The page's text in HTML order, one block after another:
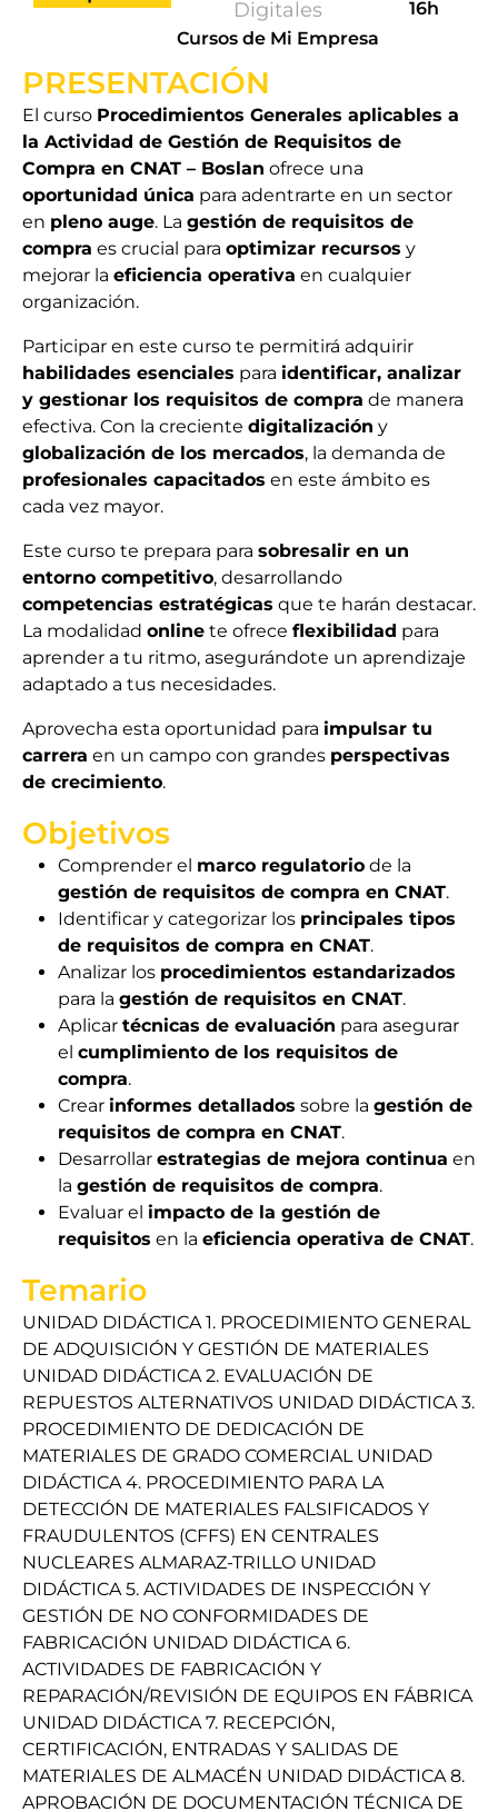
Digitales
Cursos de Mi Empresa
16h
PRESENTACIÓN
El curso Procedimientos Generales aplicables a
la Actividad de Gestión de Requisitos de
Compra en CNAT – Boslan ofrece una
oportunidad única para adentrarte en un sector
en pleno auge. La gestión de requisitos de
compra es crucial para optimizar recursos y
mejorar la eficiencia operativa en cualquier
organización.
Participar en este curso te permitirá adquirir
habilidades esenciales para identificar, analizar
y gestionar los requisitos de compra de manera
efectiva. Con la creciente digitalización y
globalización de los mercados, la demanda de
profesionales capacitados en este ámbito es
cada vez mayor.
Este curso te prepara para sobresalir en un
entorno competitivo, desarrollando
competencias estratégicas que te harán destacar.
La modalidad online te ofrece flexibilidad para
aprender a tu ritmo, asegurándote un aprendizaje
adaptado a tus necesidades.
Aprovecha esta oportunidad para impulsar tu
carrera en un campo con grandes perspectivas
de crecimiento.
Objetivos
Comprender el marco regulatorio de la
gestión de requisitos de compra en CNAT.
Identificar y categorizar los principales tipos
de requisitos de compra en CNAT.
Analizar los procedimientos estandarizados
para la gestión de requisitos en CNAT.
Aplicar técnicas de evaluación para asegurar
el cumplimiento de los requisitos de
compra.
Crear informes detallados sobre la gestión de
requisitos de compra en CNAT.
Desarrollar estrategias de mejora continua en
la gestión de requisitos de compra.
Evaluar el impacto de la gestión de
requisitos en la eficiencia operativa de CNAT.
Temario
UNIDAD DIDÁCTICA 1. PROCEDIMIENTO GENERAL
DE ADQUISICIÓN Y GESTIÓN DE MATERIALES
UNIDAD DIDÁCTICA 2. EVALUACIÓN DE
REPUESTOS ALTERNATIVOS UNIDAD DIDÁCTICA 3.
PROCEDIMIENTO DE DEDICACIÓN DE
MATERIALES DE GRADO COMERCIAL UNIDAD
DIDÁCTICA 4. PROCEDIMIENTO PARA LA
DETECCIÓN DE MATERIALES FALSIFICADOS Y
FRAUDULENTOS (CFFS) EN CENTRALES
NUCLEARES ALMARAZ-TRILLO UNIDAD
DIDÁCTICA 5. ACTIVIDADES DE INSPECCIÓN Y
GESTIÓN DE NO CONFORMIDADES DE
FABRICACIÓN UNIDAD DIDÁCTICA 6.
ACTIVIDADES DE FABRICACIÓN Y
REPARACIÓN/REVISIÓN DE EQUIPOS EN FÁBRICA
UNIDAD DIDÁCTICA 7. RECEPCIÓN,
CERTIFICACIÓN, ENTRADAS Y SALIDAS DE
MATERIALES DE ALMACÉN UNIDAD DIDÁCTICA 8.
APROBACIÓN DE DOCUMENTACIÓN TÉCNICA DE